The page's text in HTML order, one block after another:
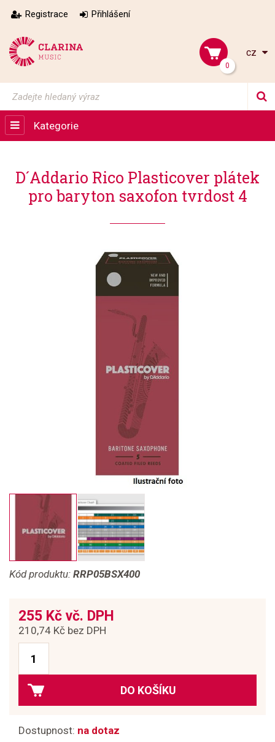
Registrace Přihlášení
0
cz
Kategorie
D´Addario Rico Plasticover plátek
pro baryton saxofon tvrdost 4
Kód produktu: RRP05BSX400
255 Kč vč. DPH
210,74 Kč bez DPH
DO KOŠÍKU
Dostupnost: na dotaz